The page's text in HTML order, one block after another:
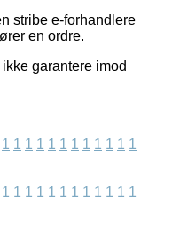
stribe e-forhandlere
en ordre.
garantere imod
1 1 1 1 1 1 1 1 1 1 1 1
1 1 1 1 1 1 1 1 1 1 1 1